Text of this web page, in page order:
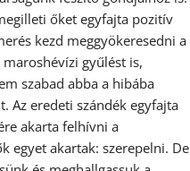
őket egyfajta pozitív
kezd meggyökeresedni a
gyűlést is,
szabad abba a hibába
Az eredeti szándék egyfajta
akarta felhívni a
egyet akartak: szerepelni. De